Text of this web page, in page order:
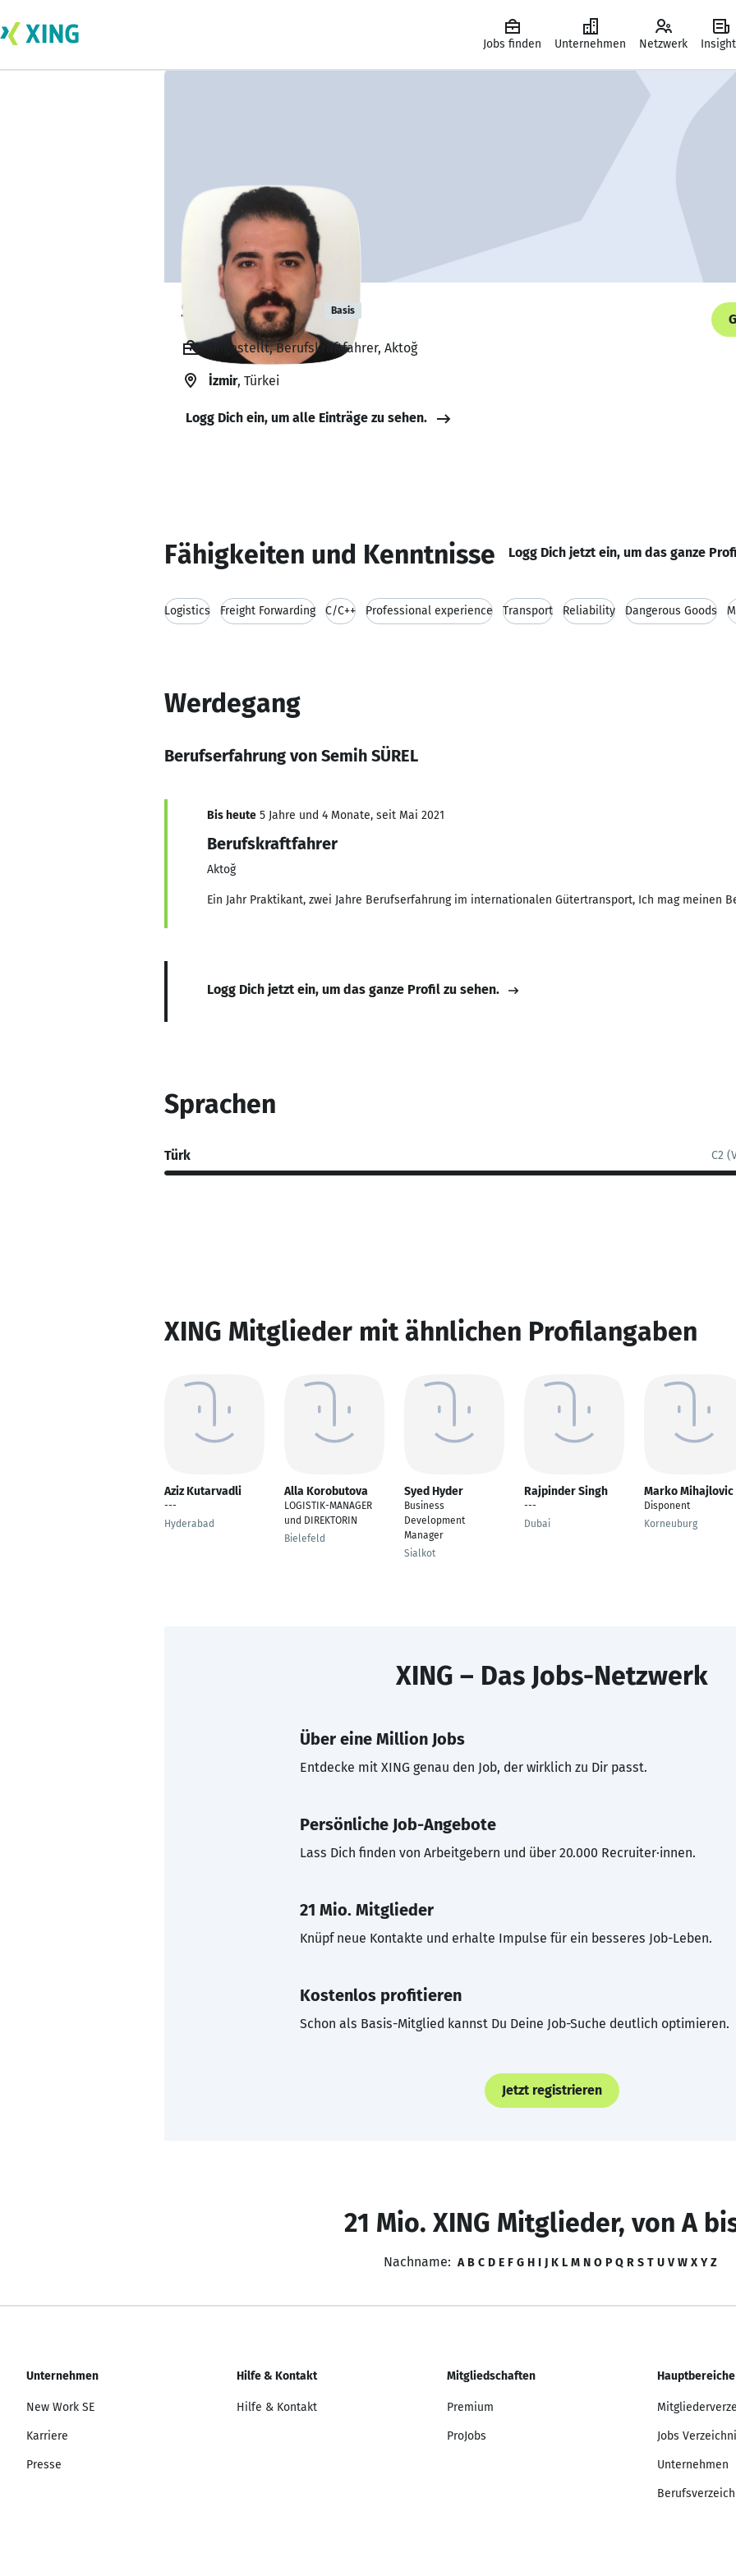
Jobs finden Unternehmen Netzwerk
Semih SÜREL Basis
Angestellt, Berufskraftfahrer, Aktoğ
İzmir, Türkei
Logg Dich ein, um alle Einträge zu sehen.
Fähigkeiten und Kenntnisse Logg Dich jetzt ein, um das ganze
Logistics Freight Forwarding C/C++ Professional experience Transport Reliability Dangerous Goods
Werdegang
Berufserfahrung von Semih SÜREL
Bis heute 5 Jahre und 4 Monate, seit Mai 2021
Berufskraftfahrer
Aktoğ
Ein Jahr Praktikant, zwei Jahre Berufserfahrung im internationalen Gütertransport, Ich mag meinen
Logg Dich jetzt ein, um das ganze Profil zu sehen.
Sprachen
Türk C2
XING Mitglieder mit ähnlichen Profilangaben
Aziz Kutarvadli
---
Hyderabad
Alla Korobutova
LOGISTIK-MANAGER
und DIREKTORIN
Bielefeld
Syed Hyder
Business
Development
Manager
Sialkot
Rajpinder Singh
---
Dubai
Marko Mihajlovic
Disponent
Korneuburg
XING – Das Jobs-Netzwerk
Über eine Million Jobs
Entdecke mit XING genau den Job, der wirklich zu Dir passt.
Persönliche Job-Angebote
Lass Dich finden von Arbeitgebern und über 20.000 Recruiter·innen.
21 Mio. Mitglieder
Knüpf neue Kontakte und erhalte Impulse für ein besseres Job-Leben.
Kostenlos profitieren
Schon als Basis-Mitglied kannst Du Deine Job-Suche deutlich optimieren.
Jetzt registrieren
21 Mio. XING Mitglieder, von A
Nachname: A B C D E F G H I J K L M N O P Q R S T U V W X Y Z
Unternehmen
New Work SE
Karriere
Presse
Hilfe & Kontakt
Hilfe & Kontakt
Mitgliedschaften
Premium
ProJobs
Hauptbereiche
Jobs
Unternehmen